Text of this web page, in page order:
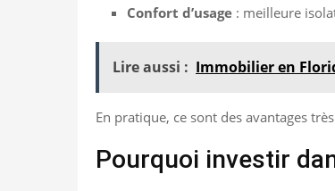
Confort d’usage : meilleure
Lire aussi : Immobilier en
En pratique, ce sont des avantages
Pourquoi investir